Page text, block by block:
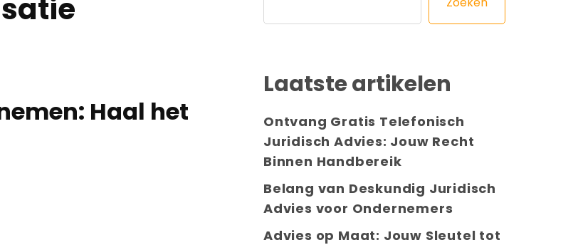
Haal het
Laatste artikelen
Ontvang Gratis Telefonisch
Juridisch Advies: Jouw Recht
Binnen Handbereik
Belang van Deskundig Juridisch
Advies voor Ondernemers
Advies op Maat: Jouw Sleutel tot